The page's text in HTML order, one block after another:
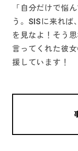
「自分だけで悩
う。SISに来れば
を見なよ！そう
言ってくれた彼
援しています！